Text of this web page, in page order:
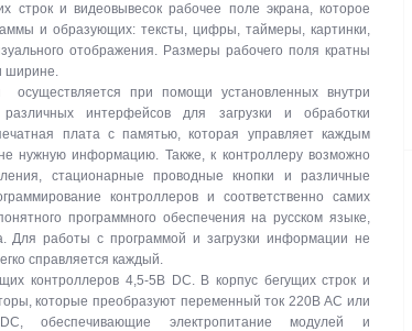
строк и видеовывесок рабочее поле экрана, которое
и образующих: тексты, цифры, таймеры, картинки,
отображения. Размеры рабочего поля кратны
ширине.
при помощи установленных внутри
интерфейсов для загрузки и обработки
плата с памятью, которая управляет каждым
нужную информацию. Также, к контроллеру возможно
стационарные проводные кнопки и различные
контроллеров и соответственно самих
программного обеспечения на русском языке,
Для работы с программой и загрузки информации не
справляется каждый.
контроллеров 4,5-5В DC. В корпус бегущих строк и
которые преобразуют переменный ток 220В АС или
электропитание модулей и